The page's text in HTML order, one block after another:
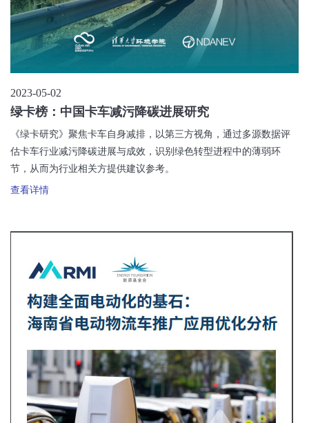
2023-05-02
绿卡榜：中国卡车减污降碳进展研究
《绿卡研究》聚焦卡车自身减排，以第三方视角，通过多源数据评
估卡车行业减污降碳进展与成效，识别绿色转型进程中的薄弱环
节，从而为行业相关方提供建议参考。
查看详情